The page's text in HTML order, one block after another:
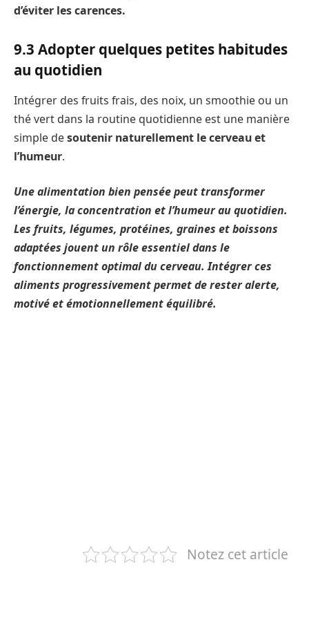
d’éviter les carences.
9.3 Adopter quelques petites habitudes
au quotidien
Intégrer des fruits frais, des noix, un smoothie ou un
thé vert dans la routine quotidienne est une manière
simple desoutenir naturellement le cerveau et
l’humeur.
Une alimentation bien pensée peut transformer
l’énergie, la concentration et l’humeur au quotidien.
Les fruits, légumes, protéines, graines et boissons
adaptées jouent un rôle essentiel dans le
fonctionnement optimal du cerveau. Intégrer ces
aliments progressivement permet de rester alerte,
motivé et émotionnellement équilibré.
Notez cet article